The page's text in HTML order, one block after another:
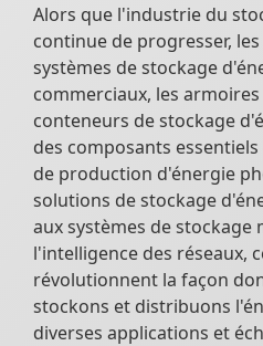
Alors que l'industrie du
continue de progresser,
systèmes de stockage
commerciaux, les
conteneurs de stockage
des composants
de production d'énergie
solutions de stockage
aux systèmes de stockage
l'intelligence des réseaux,
révolutionnent la façon
stockons et distribuons
diverses applications et